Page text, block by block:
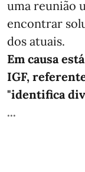
uma reunião
encontrar
dos atuais.
Em causa
IGF,
"identifica
...